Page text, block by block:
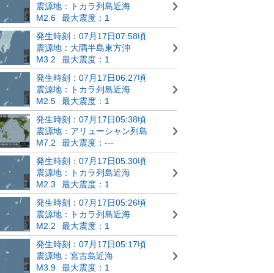
震源地：トカラ列島近海
M2.6
最大震度：1
発生時刻：07月17日07:58頃
震源地：大隅半島東方沖
M3.2
最大震度：1
発生時刻：07月17日06:27頃
震源地：トカラ列島近海
M2.5
最大震度：1
発生時刻：07月17日05:38頃
震源地：アリューシャン列島
M7.2
最大震度： ---
発生時刻：07月17日05:30頃
震源地：トカラ列島近海
M2.3
最大震度：1
発生時刻：07月17日05:26頃
震源地：トカラ列島近海
M2.2
最大震度：1
発生時刻：07月17日05:17頃
震源地：宮古島近海
M3.9
最大震度：1